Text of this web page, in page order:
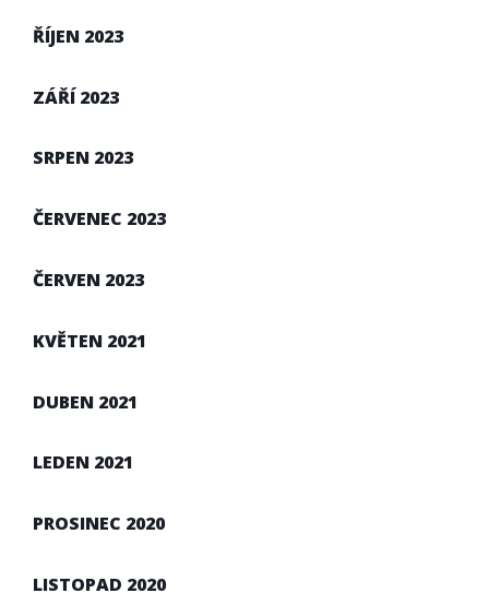
ŘÍJEN 2023
ZÁŘÍ 2023
SRPEN 2023
ČERVENEC 2023
ČERVEN 2023
KVĚTEN 2021
DUBEN 2021
LEDEN 2021
PROSINEC 2020
LISTOPAD 2020